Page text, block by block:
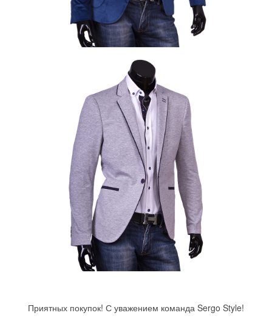
Приятных покупок! С уважением команда Sergo Style!